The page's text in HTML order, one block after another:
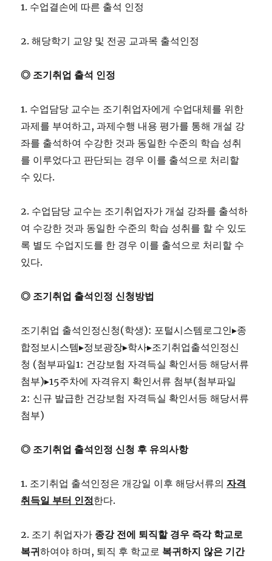
1. 수업결손에 따른 출석 인정
2. 해당학기 교양 및 전공 교과목 출석인정
◎ 조기취업 출석 인정
1. 수업담당 교수는 조기취업자에게 수업대체를 위한
과제를 부여하고, 과제수행 내용 평가를 통해 개설 강
좌를 출석하여 수강한 것과 동일한 수준의 학습 성취
를 이루었다고 판단되는 경우 이를 출석으로 처리할
수 있다.
2. 수업담당 교수는 조기취업자가 개설 강좌를 출석하
여 수강한 것과 동일한 수준의 학습 성취를 할 수 있도
록 별도 수업지도를 한 경우 이를 출석으로 처리할 수
있다.
◎ 조기취업 출석인정 신청방법
조기취업 출석인정신청(학생): 포털시스템로그인▸종
합정보시스템▸정보광장▸학사▸조기취업출석인정신
청 (첨부파일1: 건강보험 자격득실 확인서등 해당서류
첨부)▸15주차에 자격유지 확인서류 첨부(첨부파일
2: 신규 발급한 건강보험 자격득실 확인서등 해당서류
첨부)
◎ 조기취업 출석인정 신청 후 유의사항
1. 조기취업 출석인정은 개강일 이후 해당서류의자격
취득일 부터 인정한다.
2. 조기 취업자가 종강 전에 퇴직할 경우 즉각 학교로
복귀하여야 하며, 퇴직 후 학교로 복귀하지 않은 기간